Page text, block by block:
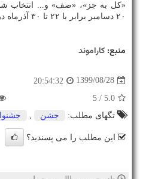
۲۰ دسامبر برابر با ۲۲ تا ۳۰ آذرماه در ترکیه برگزار می شود.
منبع: كاراموند
1399/08/28
20:54:32
5.0
/ 5
تگهای مطلب:
جشن ,
این مطلب را می پسندید؟